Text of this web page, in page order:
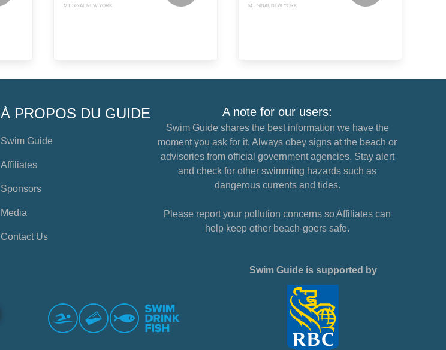
MT SINAI, NEW YORK MT SINAI, NEW YORK
À PROPOS DU GUIDE
Swim Guide
Affiliates
Sponsors
Media
Contact Us
A note for our users:
Swim Guide shares the best information we have the
moment you ask for it. Always obey signs at the beach or
advisories from official government agencies. Stay alert
and check for other swimming hazards such as
dangerous currents and tides.
Please report your pollution concerns so Affiliates can
help keep other beach-goers safe.
Swim Guide is supported by